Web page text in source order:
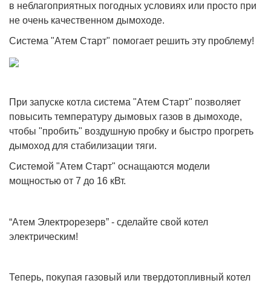
в неблагоприятных погодных условиях или просто при
не очень качественном дымоходе.
Система "Атем Старт" помогает решить эту проблему!
При запуске котла система "Атем Старт" позволяет
повысить температуру дымовых газов в дымоходе,
чтобы "пробить" воздушную пробку и быстро прогреть
дымоход для стабилизации тяги.
Системой "Атем Старт" оснащаются модели
мощностью от 7 до 16 кВт.
“Атем Электрорезерв” - сделайте свой котел
электрическим!
Теперь, покупая газовый или твердотопливный котел